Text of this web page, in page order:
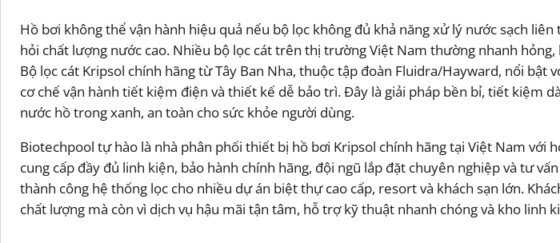
Hồ bơi không thể vận hành hiệu quả nếu bộ lọc không đủ khả năng xử lý nước sạch
hỏi chất lượng nước cao. Nhiều bộ lọc cát trên thị trường Việt Nam thường nhanh
Bộ lọc cát Kripsol chính hãng từ Tây Ban Nha, thuộc tập đoàn Fluidra/Hayward, nổi bật
cơ chế vận hành tiết kiệm điện và thiết kế dễ bảo trì. Đây là giải pháp bền bỉ, tiết kiệm
nước hồ trong xanh, an toàn cho sức khỏe người dùng.
Biotechpool tự hào là nhà phân phối thiết bị hồ bơi Kripsol chính hãng tại Việt Nam với
cung cấp đầy đủ linh kiện, bảo hành chính hãng, đội ngũ lắp đặt chuyên nghiệp và tư
thành công hệ thống lọc cho nhiều dự án biệt thự cao cấp, resort và khách sạn lớn.
chất lượng mà còn vì dịch vụ hậu mãi tận tâm, hỗ trợ kỹ thuật nhanh chóng và kho linh